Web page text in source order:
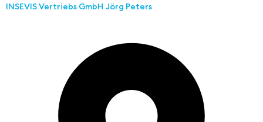
INSEVIS Vertriebs GmbH Jörg Peters